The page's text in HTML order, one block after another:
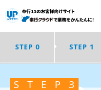
STEP 0 STEP 1
S T E P 3